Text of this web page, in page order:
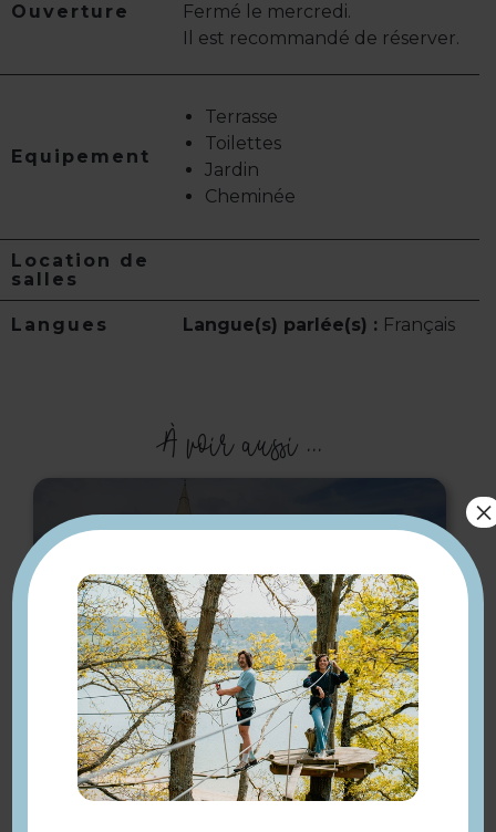
Ouverture
Fermé le mercredi.
Il est recommandé de réserver.
Equipement
Terrasse
Toilettes
Jardin
Cheminée
Location de
salles
Langues Langue(s) parlée(s) : Français
À voir aussi ...
Eglise Saint-Pierre-Saint-
Paul
×